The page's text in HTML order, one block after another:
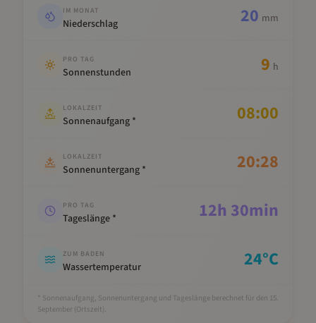
IM MONAT
Niederschlag 20 mm
PRO TAG
Sonnenstunden 9 h
LOKALZEIT
Sonnenaufgang * 08:00
LOKALZEIT
Sonnenuntergang * 20:28
PRO TAG
Tageslänge * 12h 30min
ZUM BADEN
Wassertemperatur 24°C
* Sonnenaufgang, Sonnenuntergang und Tageslänge berechnet für den 15.
September (Ortszeit).